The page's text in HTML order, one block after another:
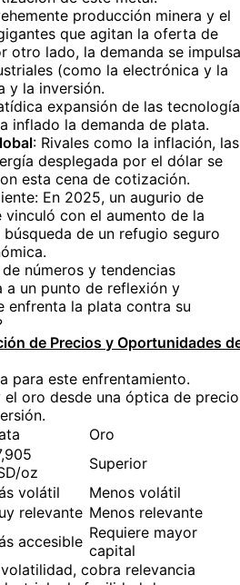
producción minera y el
que agitan la oferta de
otro lado, la demanda se impulsa
(como la electrónica y la
y la inversión.
expansión de las
inflado la demanda de plata.
: Rivales como la inflación, las
desplegada por el dólar se
esta cena de cotización.
En 2025, un augurio de
vinculó con el aumento de la
de un refugio seguro
números y tendencias
a un punto de reflexión y
enfrenta la plata contra su
de Precios y Oportunidades
para este enfrentamiento.
oro desde una óptica de
Oro
oz
Superior
volátil
Menos volátil
relevante Menos relevante
accesible Requiere mayor
capital
cobra relevancia